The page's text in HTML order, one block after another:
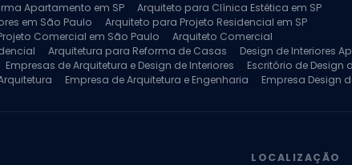
Apartamento em SP
Arquiteto para Clínica Estética em SP
em São Paulo
Arquiteto para Projeto Residencial em SP
Comercial em São Paulo
Arquiteto Comercial
Arquitetura para Reforma de Casas
Design de Interiores
Empresas de Arquitetura e Design de Interiores
Escritório de Design
Empresa de Arquitetura e Engenharia
Empresa Design
LOCALIZAÇÃO